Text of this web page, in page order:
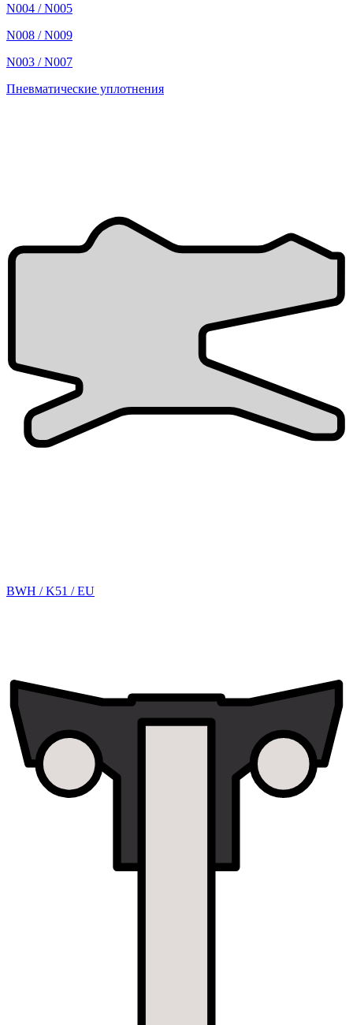
N004 / N005
N008 / N009
N003 / N007
Пневматические уплотнения
BWH / K51 / EU